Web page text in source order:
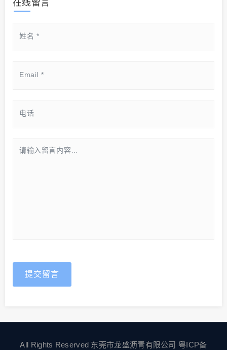
在线留言
提交留言
All Rights Reserved 东莞市龙盛沥青有限公司 粤ICP备